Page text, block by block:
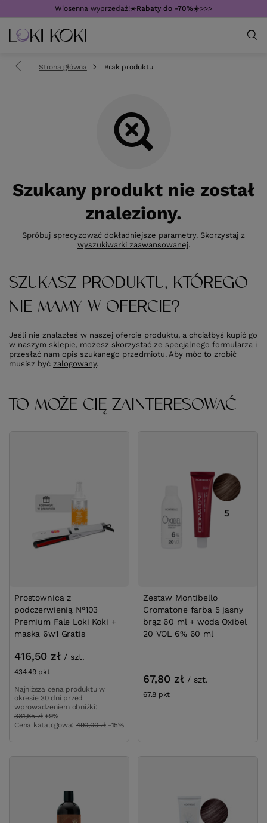
Wiosenna wyprzedaż!☀️Rabaty do -70%☀️>>>
Strona główna Brak produktu
Szukany produkt nie został
znaleziony.
Spróbuj sprecyzować dokładniejsze parametry. Skorzystaj z
wyszukiwarki zaawansowanej.
SZUKASZ PRODUKTU, KTÓREGO
NIE MAMY W OFERCIE?
Jeśli nie znalazłeś w naszej ofercie produktu, a chciałbyś kupić go
w naszym sklepie, możesz skorzystać ze specjalnego formularza i
przesłać nam opis szukanego przedmiotu. Aby móc to zrobić
musisz być zalogowany.
TO MOŻE CIĘ ZAINTERESOWAĆ
Prostownica z
podczerwienią N°103
Premium Fale Loki Koki +
maska 6w1 Gratis
416,50 zł / szt.
434.49 pktpunktów
Najniższa cena produktu w
okresie 30 dni przed
wprowadzeniem obniżki:
381,65 zł +9%
Cena katalogowa: 490,00 zł -15%
Zestaw Montibello
Cromatone farba 5 jasny
brąz 60 ml + woda Oxibel
20 VOL 6% 60 ml
67,80 zł / szt.
67.8 pkt